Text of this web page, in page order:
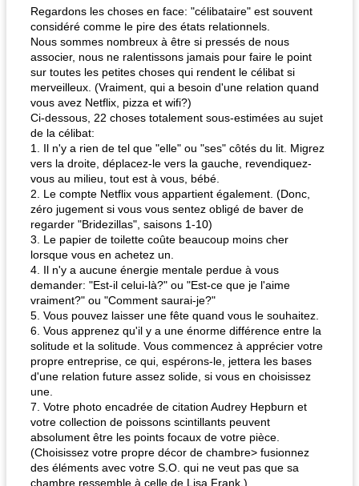
Regardons les choses en face: "célibataire" est souvent
considéré comme le pire des états relationnels.
Nous sommes nombreux à être si pressés de nous
associer, nous ne ralentissons jamais pour faire le point
sur toutes les petites choses qui rendent le célibat si
merveilleux. (Vraiment, qui a besoin d'une relation quand
vous avez Netflix, pizza et wifi?)
Ci-dessous, 22 choses totalement sous-estimées au sujet
de la célibat:
1. Il n'y a rien de tel que "elle" ou "ses" côtés du lit. Migrez
vers la droite, déplacez-le vers la gauche, revendiquez-
vous au milieu, tout est à vous, bébé.
2. Le compte Netflix vous appartient également. (Donc,
zéro jugement si vous vous sentez obligé de baver de
regarder "Bridezillas", saisons 1-10)
3. Le papier de toilette coûte beaucoup moins cher
lorsque vous en achetez un.
4. Il n'y a aucune énergie mentale perdue à vous
demander: "Est-il celui-là?" ou "Est-ce que je l'aime
vraiment?" ou "Comment saurai-je?"
5. Vous pouvez laisser une fête quand vous le souhaitez.
6. Vous apprenez qu'il y a une énorme différence entre la
solitude et la solitude. Vous commencez à apprécier votre
propre entreprise, ce qui, espérons-le, jettera les bases
d'une relation future assez solide, si vous en choisissez
une.
7. Votre photo encadrée de citation Audrey Hepburn et
votre collection de poissons scintillants peuvent
absolument être les points focaux de votre pièce.
(Choisissez votre propre décor de chambre> fusionnez
des éléments avec votre S.O. qui ne veut pas que sa
chambre ressemble à celle de Lisa Frank.)